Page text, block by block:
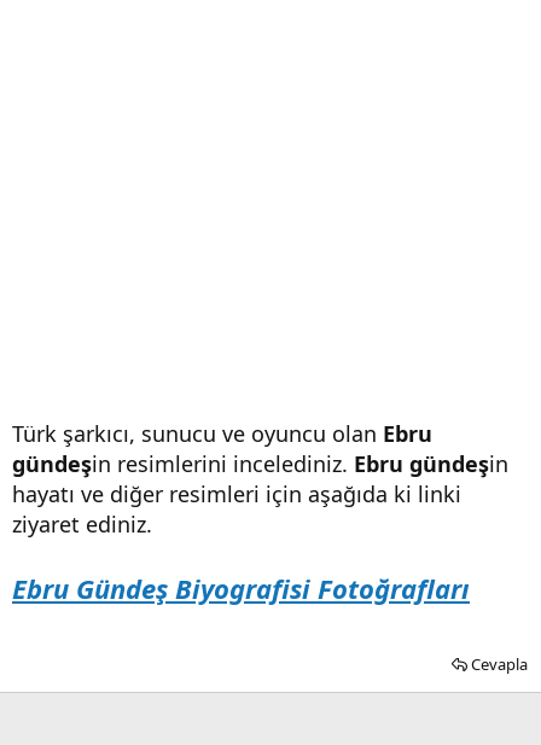
Türk şarkıcı, sunucu ve oyuncu olan Ebru
gündeşin resimlerini incelediniz. Ebru gündeşin
hayatı ve diğer resimleri için aşağıda ki linki
ziyaret ediniz.
Ebru Gündeş Biyografisi Fotoğrafları
Cevapla